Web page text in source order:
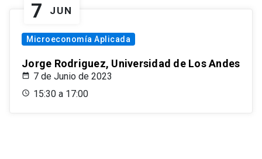
7 JUN
Microeconomía Aplicada
Jorge Rodriguez, Universidad de Los Andes
7 de Junio de 2023
15:30 a 17:00